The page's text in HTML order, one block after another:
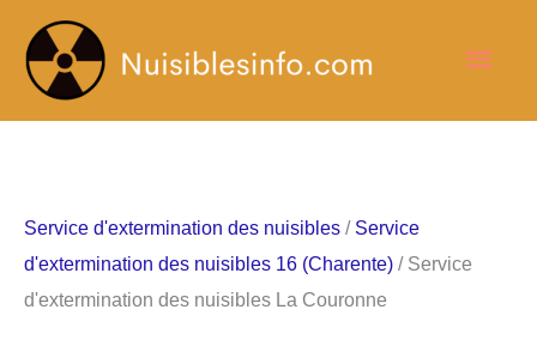
contenu
Service d'extermination des nuisibles / Service
d'extermination des nuisibles 16 (Charente) / Service
d'extermination des nuisibles La Couronne